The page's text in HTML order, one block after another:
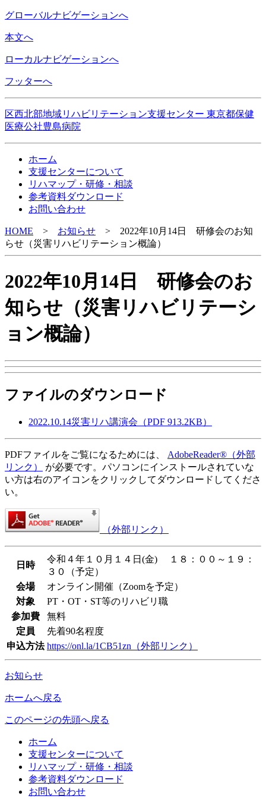
グローバルナビゲーションへ
本文へ
ローカルナビゲーションへ
フッターへ
区西北部地域リハビリテーション支援センター 東京都保健
医療公社豊島病院
ホーム
支援センターについて
リハマップ・研修・相談
参考資料ダウンロード
お問い合わせ
HOME > お知らせ > 2022年10月14日 研修会のお知
らせ（災害リハビリテーション概論）
2022年10月14日 研修会のお
知らせ（災害リハビリテーシ
ョン概論）
ファイルのダウンロード
2022.10.14災害リハ講演会 （PDF 913.2KB）
PDFファイルをご覧になるためには、 AdobeReader® （外部
リンク）
が必要です。パソコンにインストールされていな
い方は右のアイコンをクリックしてダウンロードしてくださ
い。
（外部リンク）
日時
令和４年１０月１４日(金) １８：００～１９：
３０（予定）
会場
オンライン開催（Zoomを予定）
対象
PT・OT・ST等のリハビリ職
参加費
無料
定員
先着90名程度
申込方法 https://onl.la/1CB51zn （外部リンク）
お知らせ
ホームへ戻る
このページの先頭へ戻る
ホーム
支援センターについて
リハマップ・研修・相談
参考資料ダウンロード
お問い合わせ